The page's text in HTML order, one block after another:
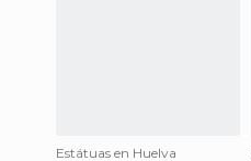
Estátuas en Huelva